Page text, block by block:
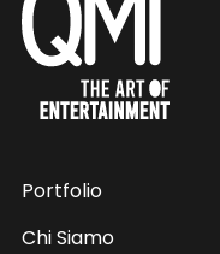
Portfolio
Chi Siamo